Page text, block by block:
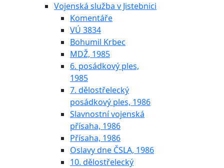
Vojenská služba v Jistebnici
Komentáře
VÚ 3834
Bohumil Krbec
MDŽ, 1985
6. posádkový ples,
1985
7. dělostřelecký
posádkový ples, 1986
Slavnostní vojenská
přísaha, 1986
Přísaha, 1986
Oslavy dne ČSLA, 1986
10. dělostřelecký